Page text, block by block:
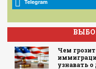
Telegram
Чем
узнавать